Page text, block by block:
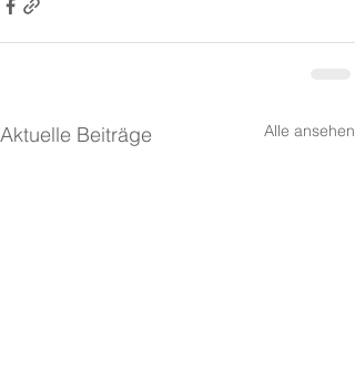
Aktuelle Beiträge Alle ansehen